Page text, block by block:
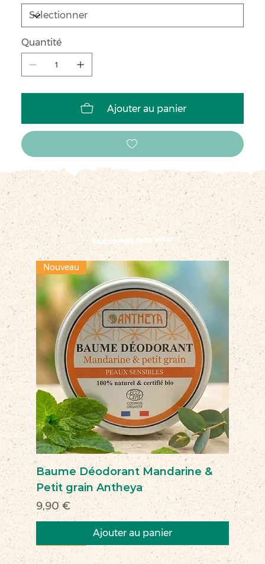
Quantité
Ajouter au panier
Vous pourriez aussi aimer
Nouveau
Baume Déodorant Mandarine &
Petit grain Antheya
Prix
9,90 €
Ajouter au panier
Nouveau
Nouveau
Nouveau
Nouveau
Nouveau
Nouveau
Nouveau
Nouveauté
Nouveau
Nouveau
Commerce équitable
Nouveau